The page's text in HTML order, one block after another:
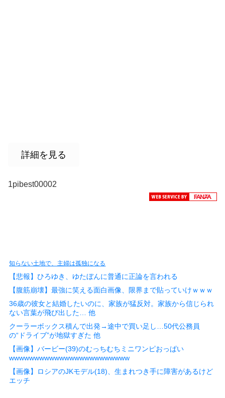
詳細を見る
1pibest00002
知らない土地で、主婦は孤独になる
【悲報】ひろゆき、ゆたぼんに普通に正論を言われる
【腹筋崩壊】最強に笑える面白画像、限界まで貼っていけｗｗｗ
36歳の彼女と結婚したいのに、家族が猛反対。家族から信じられ
ない言葉が飛び出した… 他
クーラーボックス積んで出発→途中で買い足し…50代公務員
の“ドライブ”が地獄すぎた 他
【画像】バービー(39)のむっちむちミニワンピおっぱい
wwwwwwwwwwwwwwwwwwwwwwww
【画像】ロシアのJKモデル(18)、生まれつき手に障害があるけど
エッチ